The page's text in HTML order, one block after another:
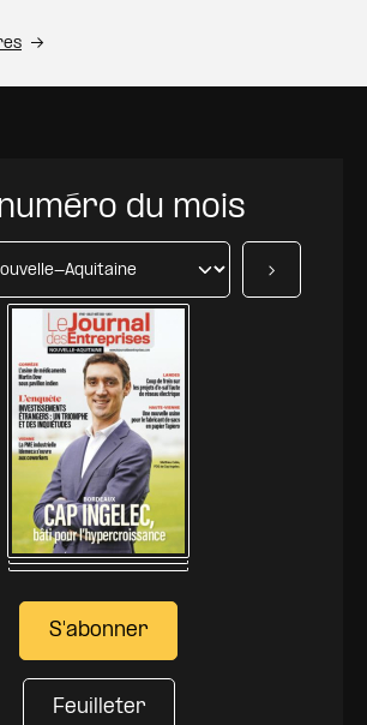
du mois
S'abonner
Feuilleter
Suivant